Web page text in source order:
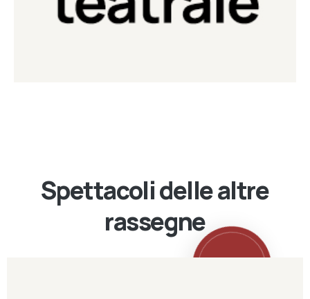
Laboratorio Teatrale
Spettacoli delle altre
rassegne